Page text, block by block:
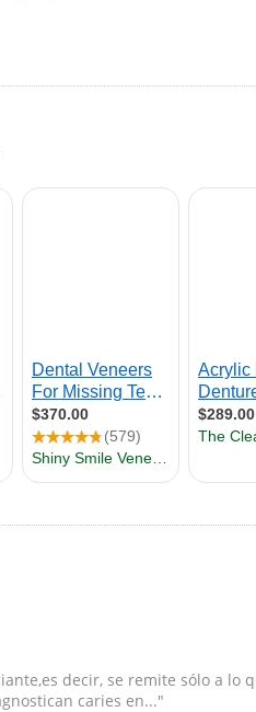
decir, se remite sólo a lo
caries en..."